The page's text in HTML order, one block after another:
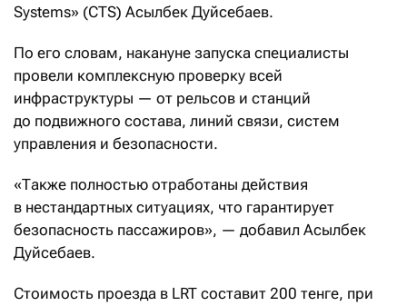
Systems» (CTS) Асылбек Дуйсебаев.
По его словам, накануне запуска специалисты
провели комплексную проверку всей
инфраструктуры — от рельсов и станций
до подвижного состава, линий связи, систем
управления и безопасности.
«Также полностью отработаны действия
в нестандартных ситуациях, что гарантирует
безопасность пассажиров», — добавил Асылбек
Дуйсебаев.
Стоимость проезда в LRT составит 200 тенге, при